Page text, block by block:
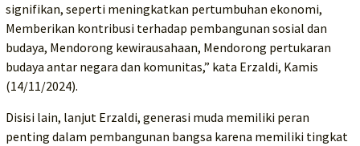
signifikan, seperti meningkatkan pertumbuhan ekonomi,
Memberikan kontribusi terhadap pembangunan sosial dan
budaya, Mendorong kewirausahaan, Mendorong pertukaran
budaya antar negara dan komunitas,” kata Erzaldi, Kamis
(14/11/2024).
Disisi lain, lanjut Erzaldi, generasi muda memiliki peran
penting dalam pembangunan bangsa karena memiliki tingkat